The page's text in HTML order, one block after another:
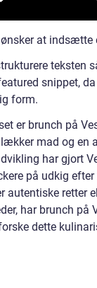
at indsætte
teksten
snippet,
form.
er brunch på
mad og en
har gjort
på udkig
autentiske retter
har brunch på
dette